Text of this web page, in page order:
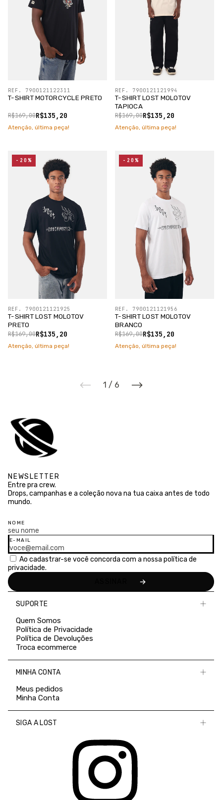
T-SHIRT MOTORCYCLE PRETO
R$135,20
R$169,00
REF. 7900121122311
Atenção, última peça!
T-SHIRT LOST MOLOTOV
TAPIOCA
R$135,20
R$169,00
REF. 7900121121994
Atenção, última peça!
T-SHIRT LOST MOLOTOV
PRETO
R$135,20
R$169,00
REF. 7900121121925
-20%
Atenção, última peça!
T-SHIRT LOST MOLOTOV
BRANCO
R$135,20
R$169,00
REF. 7900121121956
-20%
Atenção, última peça!
1 / 6
NEWSLETTER
Entre pra crew.
Drops, campanhas e a coleção nova na tua caixa antes de todo
mundo.
NOME
E-MAIL
Ao cadastrar-se você concorda com a nossa política de
privacidade.
SUPORTE
Quem Somos
Política de Privacidade
Política de Devoluções
Troca ecommerce
MINHA CONTA
Meus pedidos
Minha Conta
SIGA A LOST